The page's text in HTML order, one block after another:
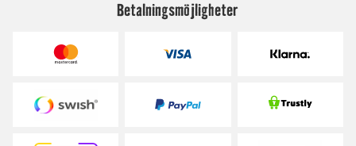
Betalningsmöjligheter